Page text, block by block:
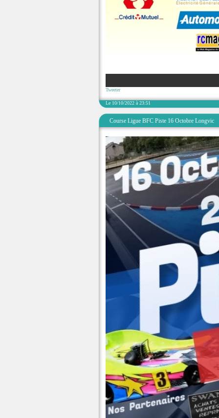
Tweeter
Le 10/10/2022 à 23:51
Course Ligue BFC Piste 16 Octobre Longvic